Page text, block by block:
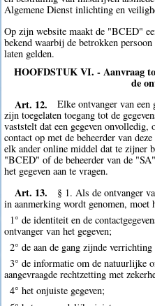
Algemene Dienst inlichting en
Op zijn website maakt de "BCED"
bekend waarbij de betrokken
laten gelden.
HOOFDSTUK VI. - Aanvraag
de
Art. 12.
Elke ontvanger van een
zijn toegelaten toegang tot de
vaststelt dat een gegeven
contact op met de beheerder van
elk ander online middel dat te zijner
"BCED" of de beheerder van de
het gegeven aan te vragen.
Art. 13.
§ 1. Als de ontvanger
in aanmerking wordt genomen, moet
1° de identiteit en de
ontvanger van het gegeven;
2° de aan de gang zijnde
3° de informatie om de natuurlijke
aangevraagde rechtzetting met
4° het onjuiste gegeven;